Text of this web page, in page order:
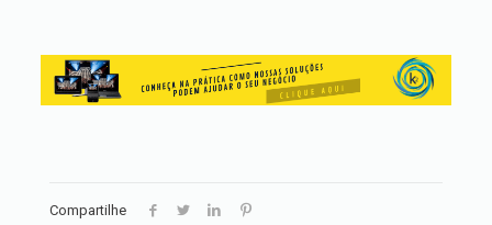
Compartilhe